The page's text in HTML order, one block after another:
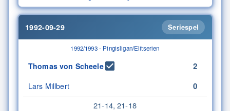
1992-09-29 Seriespel
1992/1993 - Pingisligan/Elitserien
Thomas von Scheele 2
Lars Millbert 0
21-14, 21-18